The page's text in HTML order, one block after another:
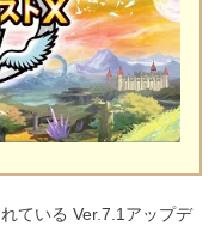
ている Ver.7.1アップデ